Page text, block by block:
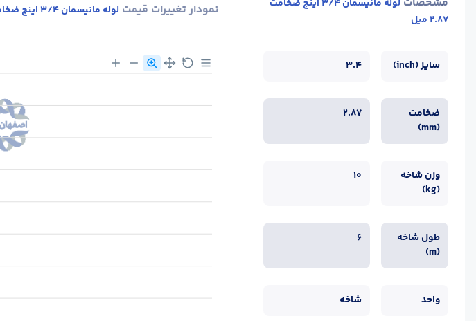
لوله مانیسمان 3/4 اینچ ضخامت
2.87 میل
سایز (inch) 3.4
ضخامت
(mm)
2.87
وزن شاخه
(kg)
10
طول شاخه
(m)
6
واحد شاخه
نمودار تغییرات قیمت لوله مانیسمان 3/4 اینچ ضخامت 2.87 میل